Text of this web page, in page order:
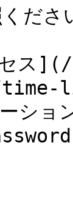
ださ
セス
ー